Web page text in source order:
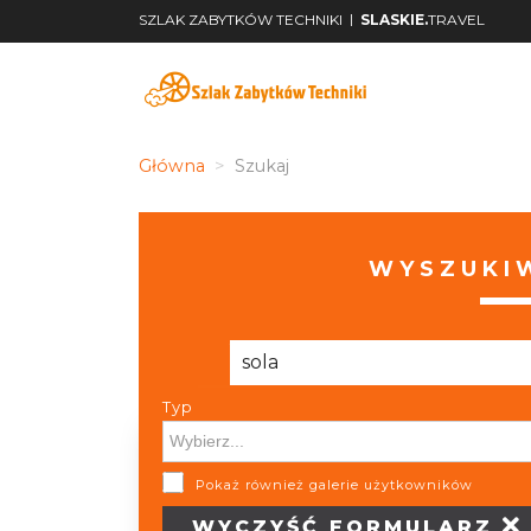
SZLAK ZABYTKÓW TECHNIKI | SLASKIE.TRAVEL
Główna Szukaj
Typ
Typ
Pokaż również galerie użytkowników
WYCZYŚĆ FORMULARZ